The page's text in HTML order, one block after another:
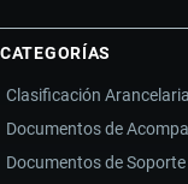
CATEGORÍAS
Clasificación Arancelaria
Documentos de
Documentos de Soporte